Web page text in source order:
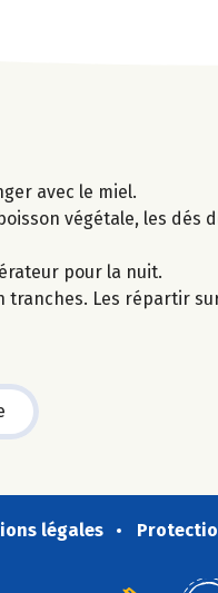
avec le miel.
végétale, les dés
pour la nuit.
Les répartir
légales